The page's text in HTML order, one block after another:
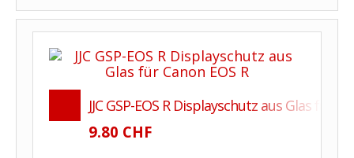
JJC GSP-EOS R Displayschutz aus Glas für
9.80 CHF